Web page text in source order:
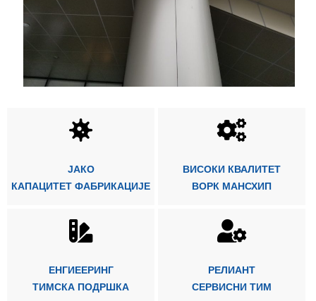
ЈАКО
КАПАЦИТЕТ ФАБРИКАЦИЈЕ
ВИСОКИ КВАЛИТЕТ
ВОРК МАНСХИП
ЕНГИЕЕРИНГ
ТИМСКА ПОДРШКА
РЕЛИАНТ
СЕРВИСНИ ТИМ